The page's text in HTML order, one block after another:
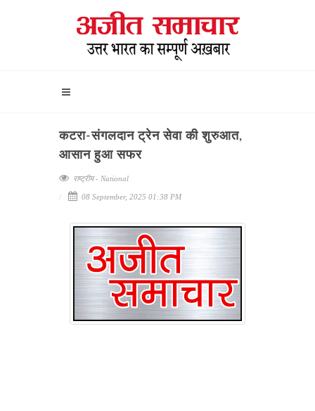
कटरा-संगलदान ट्रेन सेवा की शुरुआत,
आसान हुआ सफर
राष्ट्रीय - National
08 September, 2025 01:38 PM